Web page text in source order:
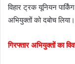
विहार ट्रक यूनियन
अभियुक्तों को दबोच लिया।
गिरफ्तार अभियुक्तों का